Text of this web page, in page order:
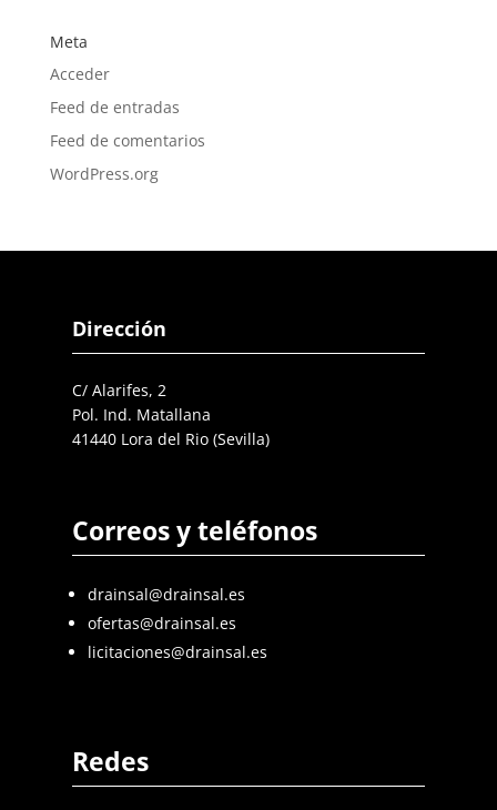
Meta
Acceder
Feed de entradas
Feed de comentarios
WordPress.org
Dirección
C/ Alarifes, 2
Pol. Ind. Matallana
41440 Lora del Rio (Sevilla)
Correos y teléfonos
drainsal@drainsal.es
ofertas@drainsal.es
licitaciones@drainsal.es
Redes